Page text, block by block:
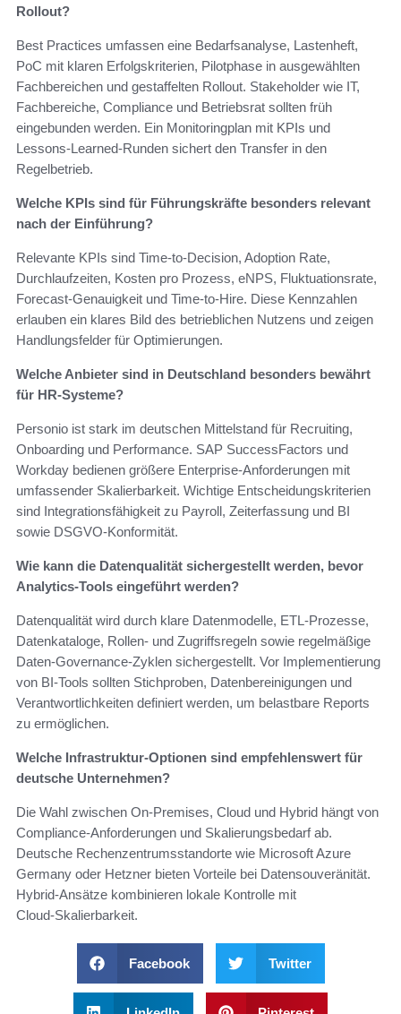
Rollout?
Best Practices umfassen eine Bedarfsanalyse, Lastenheft,
PoC mit klaren Erfolgskriterien, Pilotphase in ausgewählten
Fachbereichen und gestaffelten Rollout. Stakeholder wie IT,
Fachbereiche, Compliance und Betriebsrat sollten früh
eingebunden werden. Ein Monitoringplan mit KPIs und
Lessons‑Learned‑Runden sichert den Transfer in den
Regelbetrieb.
Welche KPIs sind für Führungskräfte besonders relevant
nach der Einführung?
Relevante KPIs sind Time‑to‑Decision, Adoption Rate,
Durchlaufzeiten, Kosten pro Prozess, eNPS, Fluktuationsrate,
Forecast‑Genauigkeit und Time‑to‑Hire. Diese Kennzahlen
erlauben ein klares Bild des betrieblichen Nutzens und zeigen
Handlungsfelder für Optimierungen.
Welche Anbieter sind in Deutschland besonders bewährt
für HR‑Systeme?
Personio ist stark im deutschen Mittelstand für Recruiting,
Onboarding und Performance. SAP SuccessFactors und
Workday bedienen größere Enterprise‑Anforderungen mit
umfassender Skalierbarkeit. Wichtige Entscheidungskriterien
sind Integrationsfähigkeit zu Payroll, Zeiterfassung und BI
sowie DSGVO‑Konformität.
Wie kann die Datenqualität sichergestellt werden, bevor
Analytics‑Tools eingeführt werden?
Datenqualität wird durch klare Datenmodelle, ETL‑Prozesse,
Datenkataloge, Rollen‑ und Zugriffsregeln sowie regelmäßige
Daten‑Governance‑Zyklen sichergestellt. Vor Implementierung
von BI‑Tools sollten Stichproben, Datenbereinigungen und
Verantwortlichkeiten definiert werden, um belastbare Reports
zu ermöglichen.
Welche Infrastruktur‑Optionen sind empfehlenswert für
deutsche Unternehmen?
Die Wahl zwischen On‑Premises, Cloud und Hybrid hängt von
Compliance‑Anforderungen und Skalierungsbedarf ab.
Deutsche Rechenzentrumsstandorte wie Microsoft Azure
Germany oder Hetzner bieten Vorteile bei Datensouveränität.
Hybrid‑Ansätze kombinieren lokale Kontrolle mit
Cloud‑Skalierbarkeit.
Facebook Twitter